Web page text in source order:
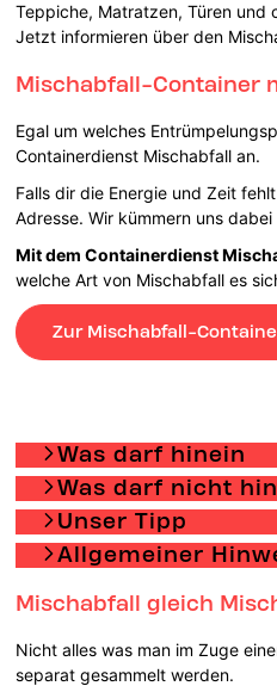
Teppiche, Matratzen, Türen und
Jetzt informieren über den
Mischabfall-Container
Egal um welches
Containerdienst Mischabfall an.
Falls dir die Energie und Zeit
Adresse. Wir kümmern uns
Mit dem Containerdienst
welche Art von Mischabfall es
Zur Mischabfall-
Was darf hinein
Was darf nicht
Unser Tipp
Allgemeiner
Mischabfall gleich
Nicht alles was man im Zuge
separat gesammelt werden.